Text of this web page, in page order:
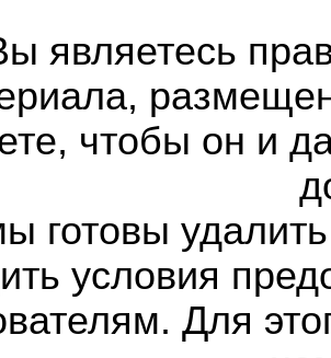
являетесь
чтобы он и
готовы
условия
Для